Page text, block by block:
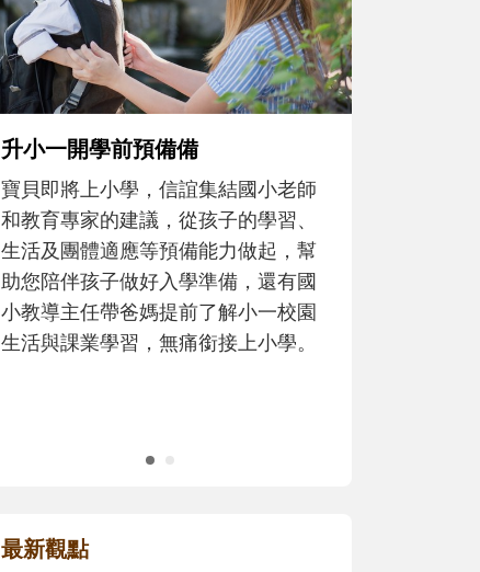
沒有人天生就擅長當爸爸！男人總是
在一次次「前所未有」的體驗中，跟
著孩子一起長大。從給予安全感的肢
體遊戲，到獨立自主、角色認同及解
決問題的能力養成。爸爸正嘗試用不
同的模樣，參與孩子每個重要的成長
歷程。
最新觀點